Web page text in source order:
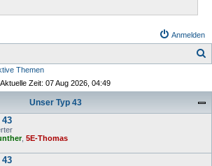
Anmelden
Themen
Aktuelle Zeit: 07 Aug 2026, 04:49
Unser Typ 43
, 5E-Thomas